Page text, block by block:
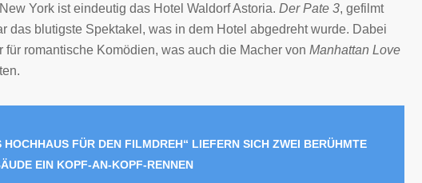
York ist eindeutig das Hotel Waldorf Astoria. Der Pate 3, gefilmt
das blutigste Spektakel, was in dem Hotel abgedreht wurde. Dabei
romantische Komödien, was auch die Macher von Manhattan Love
FÜR DEN FILMDREH“ LIEFERN SICH ZWEI BERÜHMTE
EIN KOPF-AN-KOPF-RENNEN